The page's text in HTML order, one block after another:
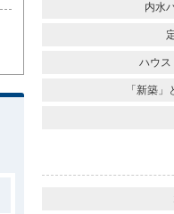
内水
ハウス
「新築